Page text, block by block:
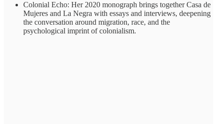
Colonial Echo: Her 2020 monograph brings together Casa de
Mujeres and La Negra with essays and interviews, deepening
the conversation around migration, race, and the
psychological imprint of colonialism.